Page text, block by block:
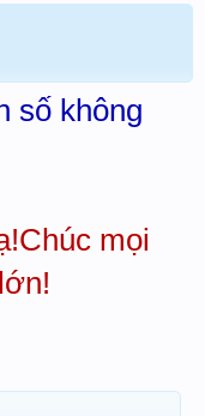
số không
mọi